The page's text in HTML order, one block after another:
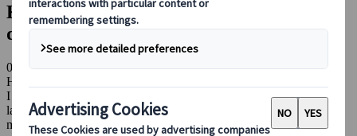
Kawachi Fujien - haven med blåregn: en
dagsudflugt for par
03 okt. 2023
Hovedattraktioner
I den nordligste del af Kyushu - den af Japans hovedøer, der ligger
længst mod vest - ligger Kitakyushu, som er den andenstørste by
målt på antal indbyggere i Fukuoka-præfekturet. Byen er kendt lidt